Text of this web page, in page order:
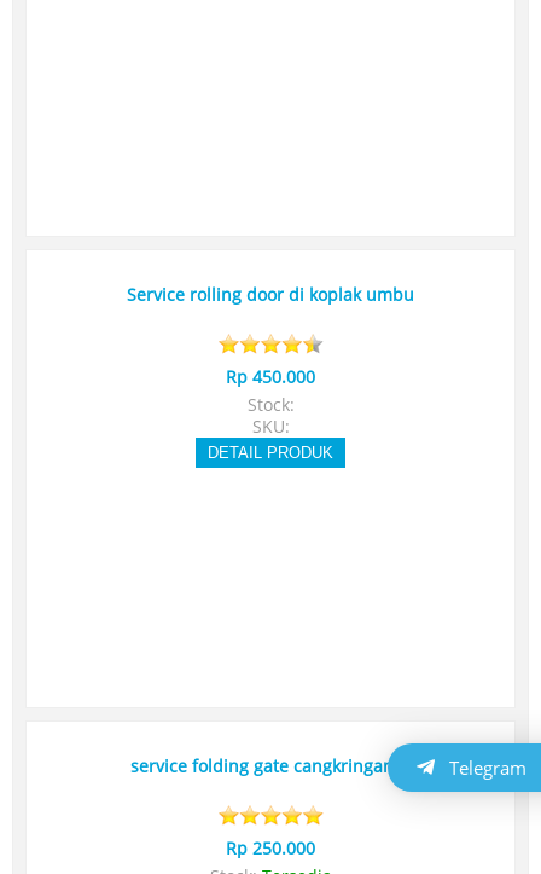
Service rolling door di koplak umbu
Rp 450.000
Stock:
SKU:
DETAIL PRODUK
service folding gate cangkringan sl
Rp 250.000
Telegram